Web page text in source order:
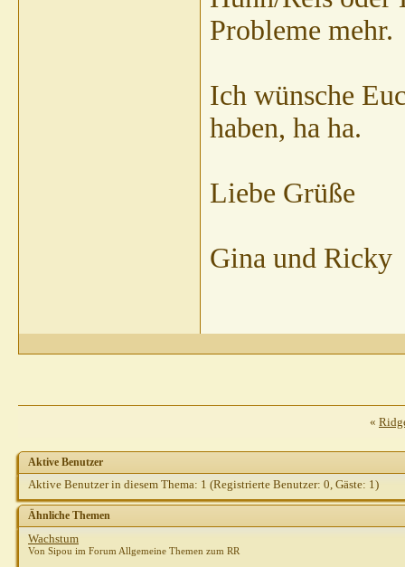
Probleme mehr.
Ich wünsche
haben, ha ha.
Liebe Grüße
Gina und Ricky
«
Aktive Benutzer
Aktive Benutzer in diesem Thema: 1 (Registrierte Benutzer: 0, Gäste: 1)
Ähnliche Themen
Wachstum
Von Sipou im Forum Allgemeine Themen zum RR